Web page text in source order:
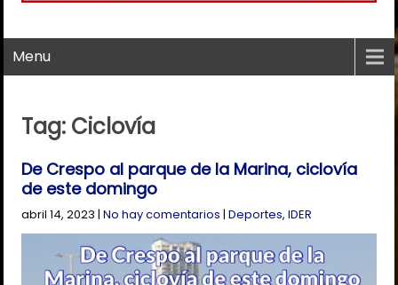
Menu
Tag: Ciclovía
De Crespo al parque de la Marina, ciclovía
de este domingo
abril 14, 2023 |No hay comentarios |Deportes,IDER